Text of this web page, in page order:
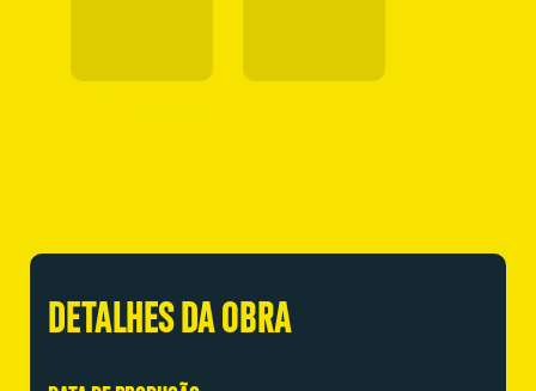
DETALHES DA OBRA